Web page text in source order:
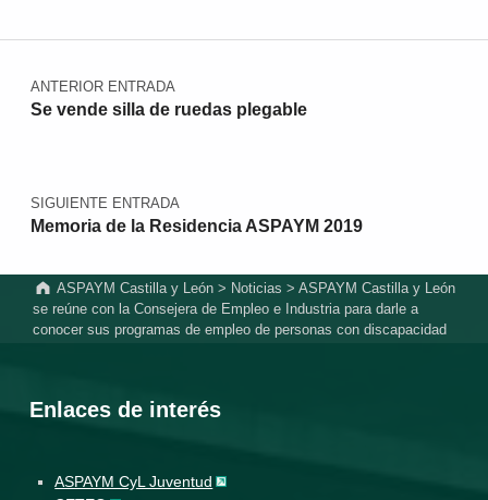
Navegación de entradas
ANTERIOR ENTRADA
Se vende silla de ruedas plegable
SIGUIENTE ENTRADA
Memoria de la Residencia ASPAYM 2019
ASPAYM Castilla y León > Noticias >ASPAYM Castilla y León
se reúne con la Consejera de Empleo e Industria para darle a
conocer sus programas de empleo de personas con discapacidad
Enlaces de interés
ASPAYM CyL Juventud